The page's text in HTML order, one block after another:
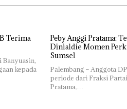
Terima
Banyuasin,
kepada
Peby Anggi Pratama:
Dinialdie Momen
Sumsel
Palembang – Anggota
periode dari Fraksi
Pratama,…